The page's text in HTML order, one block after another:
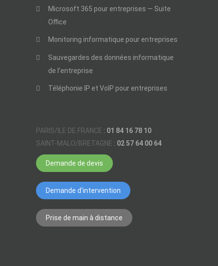
Microsoft 365 pour entreprises — Suite
Office
Monitoring informatique pour entreprises
Sauvegardes des données informatique
de l’entreprise
Téléphonie IP et VoIP pour entreprises
PARIS/ILE DE FRANCE : 01 84 16 78 10
SAINT-MALO/BRETAGNE : 02 57 64 00 64
Demande de devis
Demande d'intervention
Prise de main à distance